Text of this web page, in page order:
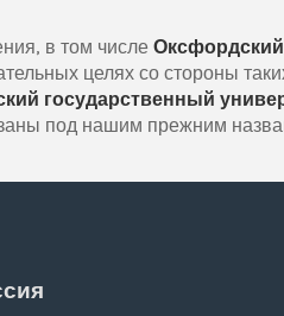
в том числе
целях со стороны
государственный
под нашим прежним